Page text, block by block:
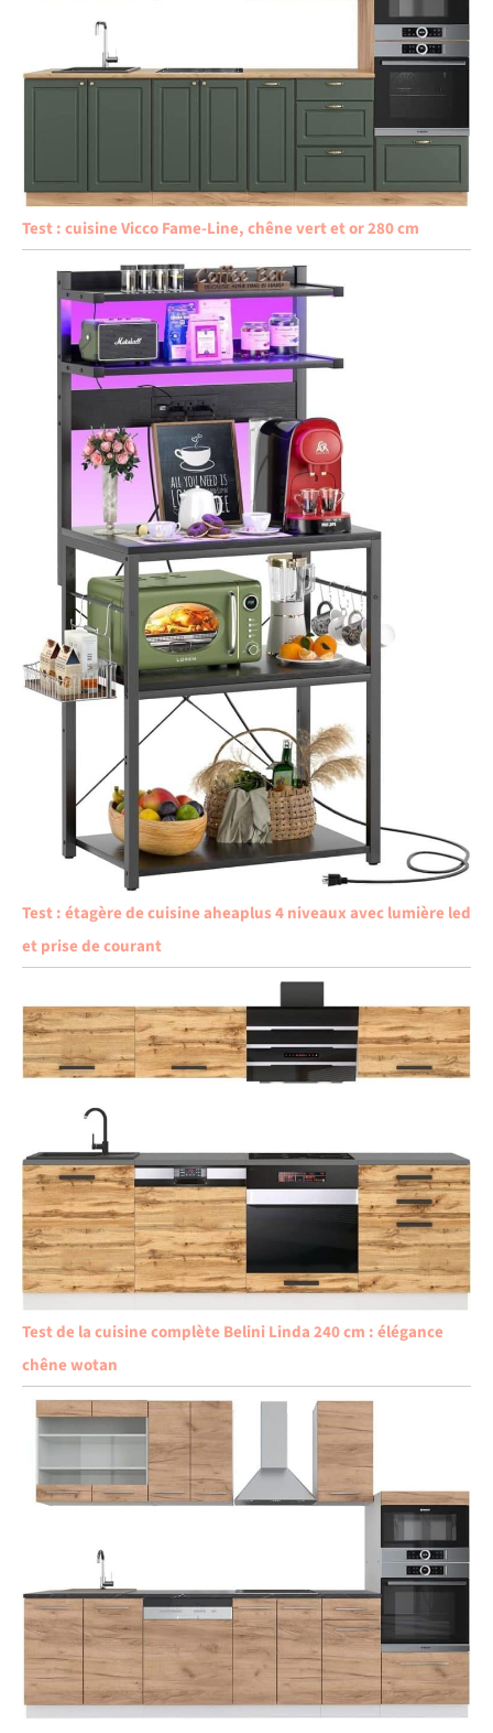
Test : cuisine Vicco Fame-Line, chêne vert et or 280 cm
Test : étagère de cuisine aheaplus 4 niveaux avec lumière led
et prise de courant
Test de la cuisine complète Belini Linda 240 cm : élégance
chêne wotan